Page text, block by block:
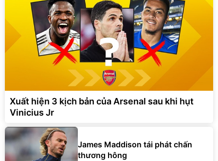
Xuất hiện 3 kịch bản của Arsenal sau khi hụt
Vinicius Jr
James Maddison tái phát chấn
thương hông